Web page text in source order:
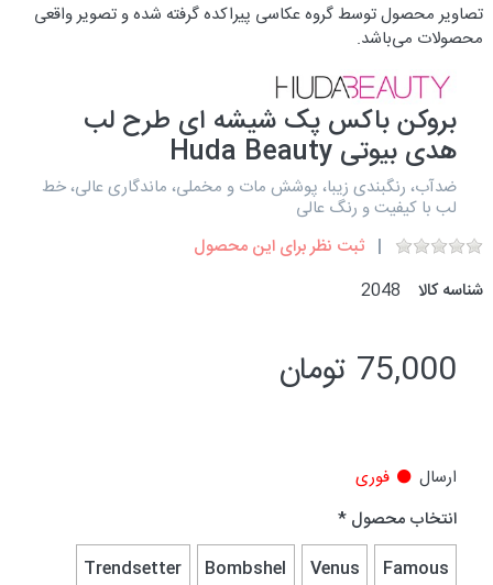
تصاویر محصول توسط گروه عکاسی پیراکده گرفته شده و تصویر واقعی
محصولات می‌باشد.
بروکن باکس پک شیشه ای طرح لب
هدی بیوتی Huda Beauty
ضدآب، رنگبندی زیبا، پوشش مات و مخملی، ماندگاری عالی، خط
لب با کیفیت و رنگ عالی
ثبت نظر برای این محصول
شناسه کالا
2048
75,000 تومان
ارسال
فوری
انتخاب محصول
Famous
Venus
Bombshel
Trendsetter